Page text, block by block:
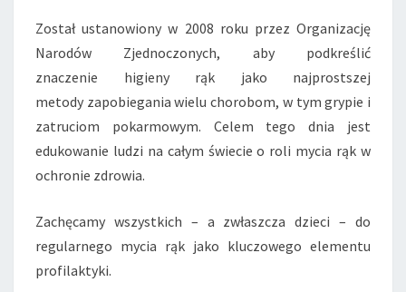
Został ustanowiony w 2008 roku przez Organizację
Narodów Zjednoczonych, aby podkreślić
znaczenie higieny rąk jako najprostszej
metody zapobiegania wielu chorobom, w tym grypie i
zatruciom pokarmowym. Celem tego dnia jest
edukowanie ludzi na całym świecie o roli mycia rąk w
ochronie zdrowia.
Zachęcamy wszystkich – a zwłaszcza dzieci – do
regularnego mycia rąk jako kluczowego elementu
profilaktyki.